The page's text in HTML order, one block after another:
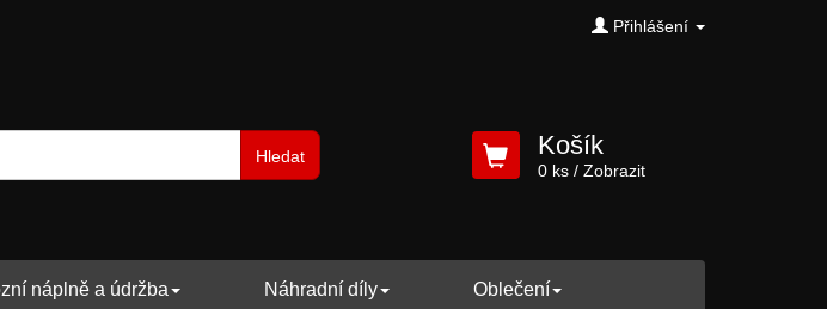
Přihlášení
Hledat Košík
0 ks/ Zobrazit
náplně a údržba Náhradní díly Oblečení